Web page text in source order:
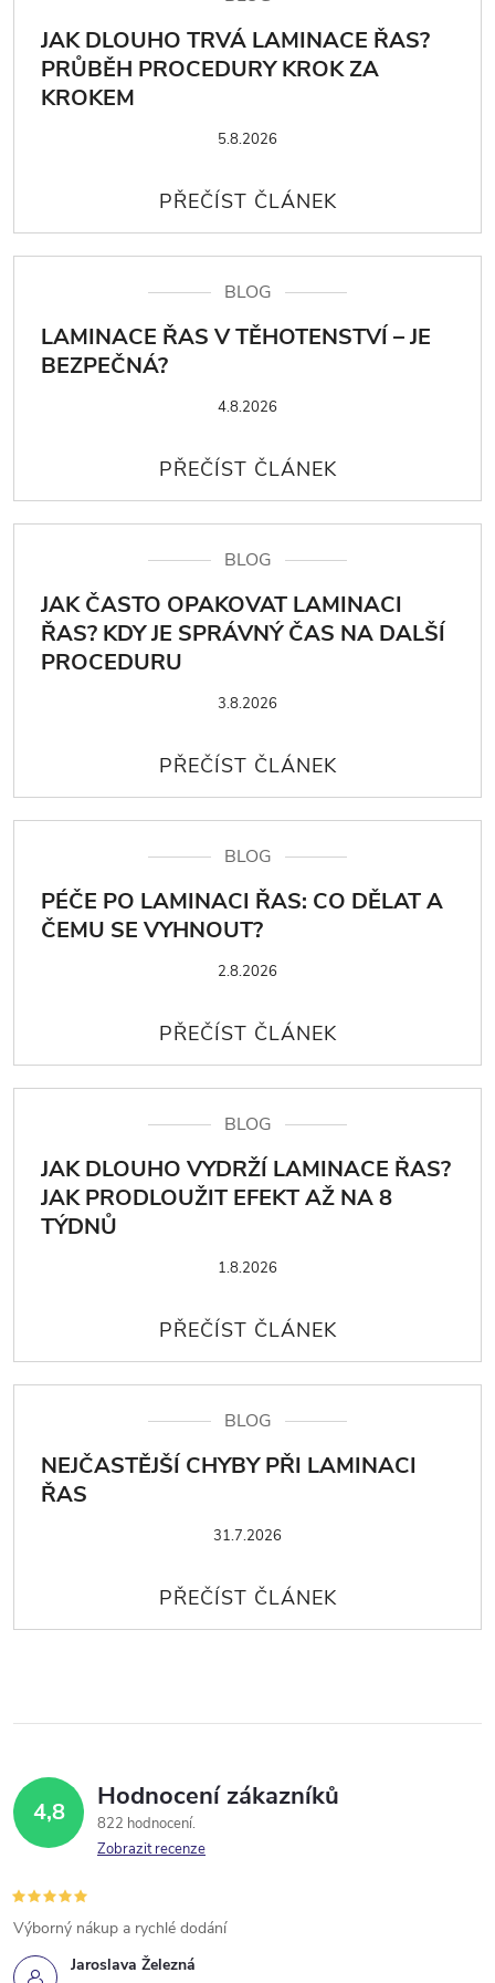
JAK DLOUHO TRVÁ LAMINACE ŘAS?
PRŮBĚH PROCEDURY KROK ZA
KROKEM
5.8.2026
BLOG
LAMINACE ŘAS V TĚHOTENSTVÍ – JE
BEZPEČNÁ?
4.8.2026
BLOG
JAK ČASTO OPAKOVAT LAMINACI
ŘAS? KDY JE SPRÁVNÝ ČAS NA DALŠÍ
PROCEDURU
3.8.2026
BLOG
PÉČE PO LAMINACI ŘAS: CO DĚLAT A
ČEMU SE VYHNOUT?
2.8.2026
BLOG
JAK DLOUHO VYDRŽÍ LAMINACE ŘAS?
JAK PRODLOUŽIT EFEKT AŽ NA 8
TÝDNŮ
1.8.2026
BLOG
NEJČASTĚJŠÍ CHYBY PŘI LAMINACI
ŘAS
31.7.2026
4,8 Hodnocení zákazníků
822 hodnocení
Zobrazit recenze
Jaroslava Železná
Výborný nákup a rychlé dodání